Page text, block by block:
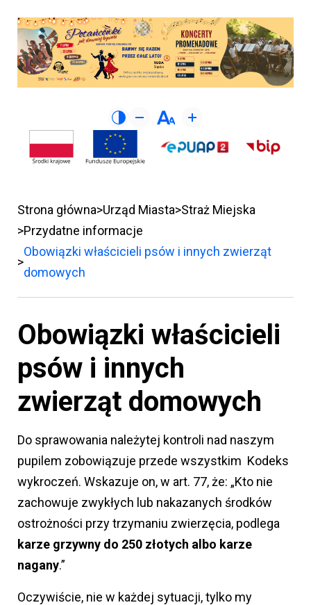
Strona główna Urząd Miasta Straż Miejska
Przydatne informacje
Obowiązki właścicieli psów i innych zwierząt
domowych
Obowiązki właścicieli
psów i innych
zwierząt domowych
Do sprawowania należytej kontroli nad naszym
pupilem zobowiązuje przede wszystkim Kodeks
wykroczeń. Wskazuje on, w art. 77, że: „Kto nie
zachowuje zwykłych lub nakazanych środków
ostrożności przy trzymaniu zwierzęcia, podlega
karze grzywny do 250 złotych albo karze
nagany.”
Oczywiście, nie w każdej sytuacji, tylko my